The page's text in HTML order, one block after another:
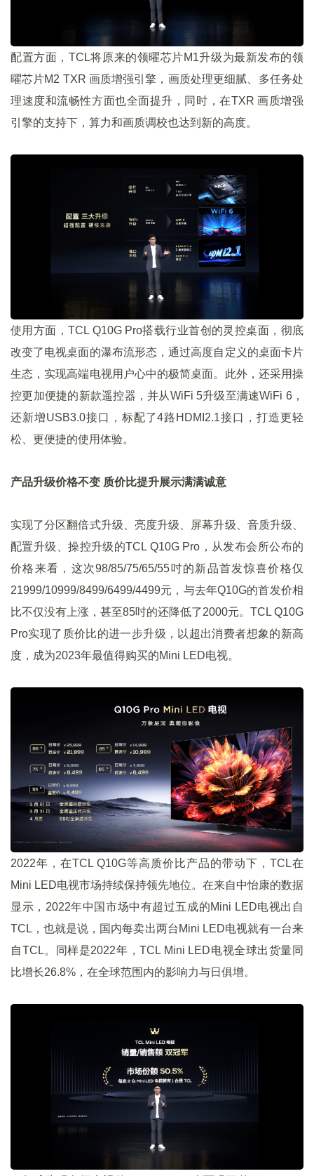
配置方面，TCL将原来的领曜芯片M1升级为最新发布的领
曜芯片M2 TXR 画质增强引擎，画质处理更细腻、多任务处
理速度和流畅性方面也全面提升，同时，在TXR 画质增强
引擎的支持下，算力和画质调校也达到新的高度。
使用方面，TCL Q10G Pro搭载行业首创的灵控桌面，彻底
改变了电视桌面的瀑布流形态，通过高度自定义的桌面卡片
生态，实现高端电视用户心中的极简桌面。此外，还采用操
控更加便捷的新款遥控器，并从WiFi 5升级至满速WiFi 6，
还新增USB3.0接口，标配了4路HDMI2.1接口，打造更轻
松、更便捷的使用体验。
产品升级价格不变 质价比提升展示满满诚意
实现了分区翻倍式升级、亮度升级、屏幕升级、音质升级、
配置升级、操控升级的TCL Q10G Pro，从发布会所公布的
价格来看，这次98/85/75/65/55吋的新品首发惊喜价格仅
21999/10999/8499/6499/4499元，与去年Q10G的首发价相
比不仅没有上涨，甚至85吋的还降低了2000元。TCL Q10G
Pro实现了质价比的进一步升级，以超出消费者想象的新高
度，成为2023年最值得购买的Mini LED电视。
2022年，在TCL Q10G等高质价比产品的带动下，TCL在
Mini LED电视市场持续保持领先地位。在来自中怡康的数据
显示，2022年中国市场中有超过五成的Mini LED电视出自
TCL，也就是说，国内每卖出两台Mini LED电视就有一台来
自TCL。同样是2022年，TCL Mini LED电视全球出货量同
比增长26.8%，在全球范围内的影响力与日俱增。